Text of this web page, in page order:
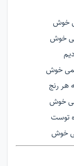
خوش
خوش
خوش
رنج
خوش
توست
خوش